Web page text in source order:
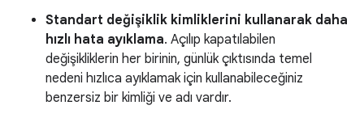
Standart değişiklik kimliklerini kullanarak daha
hızlı hata ayıklama. Açılıp kapatılabilen
değişikliklerin her birinin, günlük çıktısında temel
nedeni hızlıca ayıklamak için kullanabileceğiniz
benzersiz bir kimliği ve adı vardır.